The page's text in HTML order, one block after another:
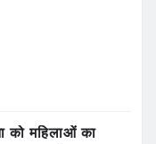
को महिलाओं का